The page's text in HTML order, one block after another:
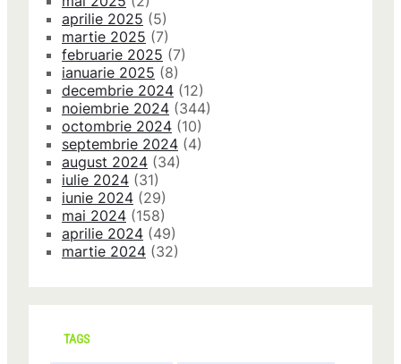
aprilie 2025 (5)
martie 2025 (7)
februarie 2025 (7)
ianuarie 2025 (8)
decembrie 2024 (12)
noiembrie 2024 (344)
octombrie 2024 (10)
septembrie 2024 (4)
august 2024 (34)
iulie 2024 (31)
iunie 2024 (29)
mai 2024 (158)
aprilie 2024 (49)
martie 2024 (32)
TAGS